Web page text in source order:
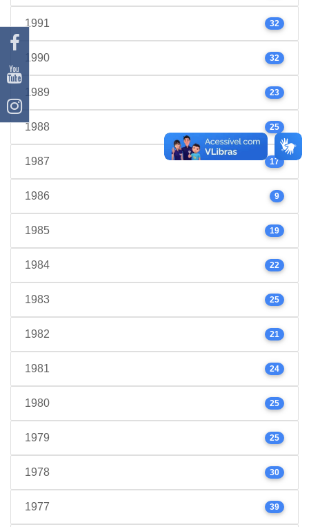
1991 32
1990 32
1989 23
1988 25
1987 17
1986 9
1985 19
1984 22
1983 25
1982 21
1981 24
1980 25
1979 25
1978 30
1977 39